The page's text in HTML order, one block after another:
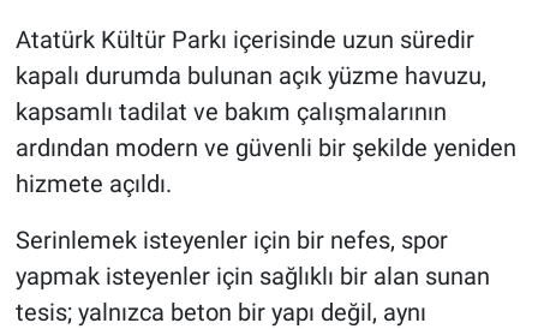
Atatürk Kültür Parkı içerisinde uzun süredir
kapalı durumda bulunan açık yüzme havuzu,
kapsamlı tadilat ve bakım çalışmalarının
ardından modern ve güvenli bir şekilde yeniden
hizmete açıldı.
Serinlemek isteyenler için bir nefes, spor
yapmak isteyenler için sağlıklı bir alan sunan
tesis; yalnızca beton bir yapı değil, aynı
Nöbetçi Eczaneler